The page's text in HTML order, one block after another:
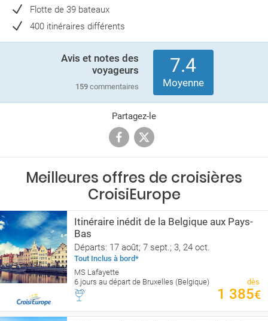
Flotte de 39 bateaux
400 itinéraires différents
Avis et notes des
voyageurs
159commentaires
7.4
Moyenne
Partagez-le
Meilleures offres de croisières
CroisiEurope
Itinéraire inédit de la Belgique aux Pays-
Bas
Départs: 17 août; 7 sept.; 3, 24 oct.
Tout Inclus à bord*
MS Lafayette
6 jours au départ de Bruxelles (Belgique)
dès
1 385€